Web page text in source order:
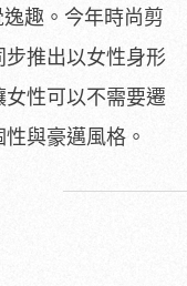
趣。今年時尚剪
推出以女性身形
性可以不需要遷
與豪邁風格。